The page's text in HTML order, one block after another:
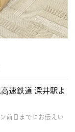
速鉄道 深井駅よ
前日までにお伝えい